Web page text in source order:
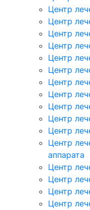
Центр
Центр
Центр
Центр
Центр
Центр
Центр
Центр
Центр
Центр
Центр
Центр
аппарата
Центр
Центр
Центр
Центр